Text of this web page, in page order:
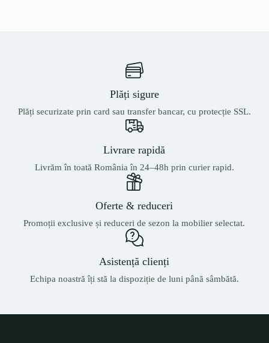
Plăți sigure
Plăți securizate prin card sau transfer bancar, cu protecție SSL.
Livrare rapidă
Livrăm în toată România în 24–48h prin curier rapid.
Oferte & reduceri
Promoții exclusive și reduceri de sezon la mobilier selectat.
Asistență clienți
Echipa noastră îți stă la dispoziție de luni până sâmbătă.